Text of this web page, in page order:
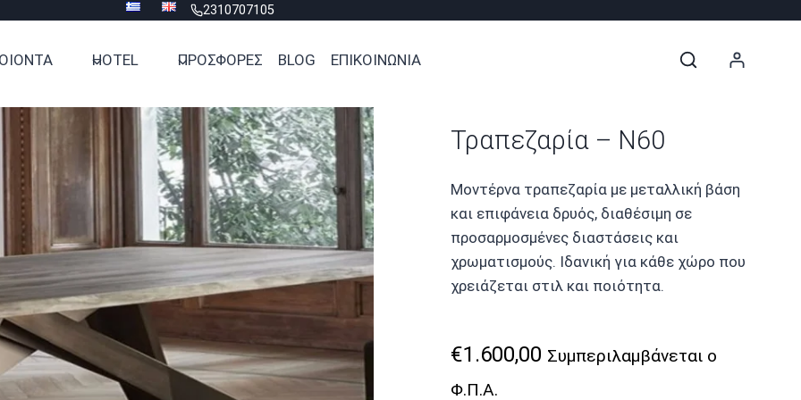
2310707105
HOTEL ΠΡΟΣΦΟΡΕΣ BLOG ΕΠΙΚΟΙΝΩΝΙΑ
Τραπεζαρία – N60
Μοντέρνα τραπεζαρία με μεταλλική βάση
και επιφάνεια δρυός, διαθέσιμη σε
προσαρμοσμένες διαστάσεις και
χρωματισμούς. Ιδανική για κάθε χώρο που
χρειάζεται στιλ και ποιότητα.
€1.600,00 Συμπεριλαμβάνεται ο
Φ.Π.Α.